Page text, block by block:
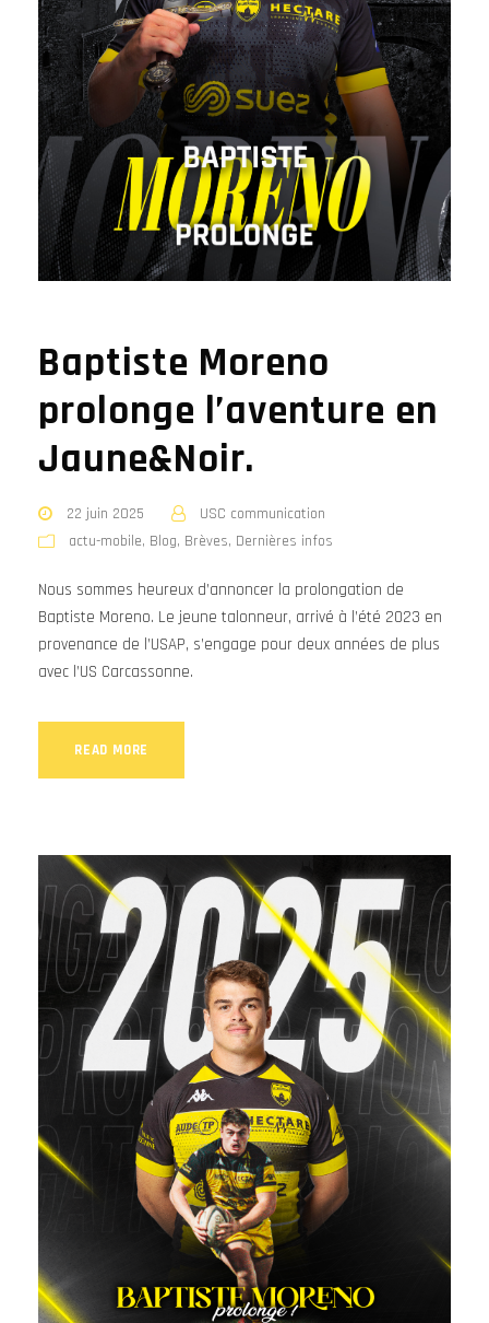
Baptiste Moreno
prolonge l’aventure en
Jaune&Noir.
22 juin 2025
USC communication
actu-mobile, Blog, Brèves, Dernières infos
Nous sommes heureux d’annoncer la prolongation de
Baptiste Moreno. Le jeune talonneur, arrivé à l’été 2023 en
provenance de l’USAP, s’engage pour deux années de plus
avec l’US Carcassonne.
READ MORE